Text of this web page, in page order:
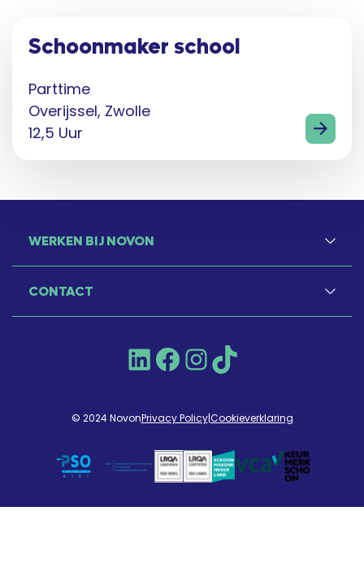
Schoonmaker school
Parttime
Overijssel, Zwolle
12,5 Uur
WERKEN BIJ NOVON
CONTACT
LinkedInFacebookInstagram
TikTok
© 2024 NovonPrivacy Policy|Cookieverklaring